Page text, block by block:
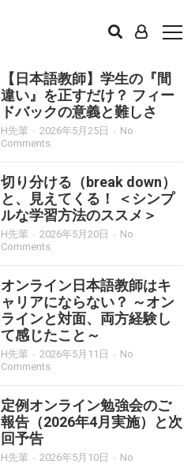
【日本語教師】学生の『間
違い』を正すだけ？ フィー
ドバックの意義と難しさ
H先輩 2026年5月25日
No
Comments
切り分ける（break down）
と、見えてくる！ ＜シンプ
ルな学習方法のススメ＞
H先輩 2026年5月20日
No
Comments
オンライン日本語教師はキ
ャリアにならない？ ～オン
ラインと対面、両方経験し
て感じたこと～
H先輩 2026年5月11日
No
Comments
定例オンライン勉強会のご
報告（2026年4月実施）と次
回予告
H先輩 2026年5月10日
No